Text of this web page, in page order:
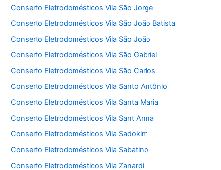
Conserto Eletrodomésticos Vila São Jorge
Conserto Eletrodomésticos Vila São João Batista
Conserto Eletrodomésticos Vila São João
Conserto Eletrodomésticos Vila São Gabriel
Conserto Eletrodomésticos Vila São Carlos
Conserto Eletrodomésticos Vila Santo Antônio
Conserto Eletrodomésticos Vila Santa Maria
Conserto Eletrodomésticos Vila Sant Anna
Conserto Eletrodomésticos Vila Sadokim
Conserto Eletrodomésticos Vila Sabatino
Conserto Eletrodomésticos Vila Zanardi